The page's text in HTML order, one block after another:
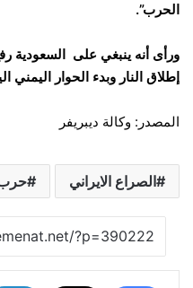
الحرب”.
ورأى أنه ينبغي على السعودية
إطلاق النار وبدء الحوار اليمني
المصدر: وكالة ديبريفر
الصراع الايراني حرب